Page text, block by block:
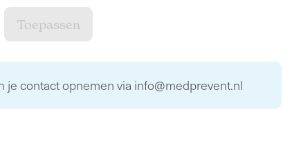
je contact opnemen via info@medprevent.nl